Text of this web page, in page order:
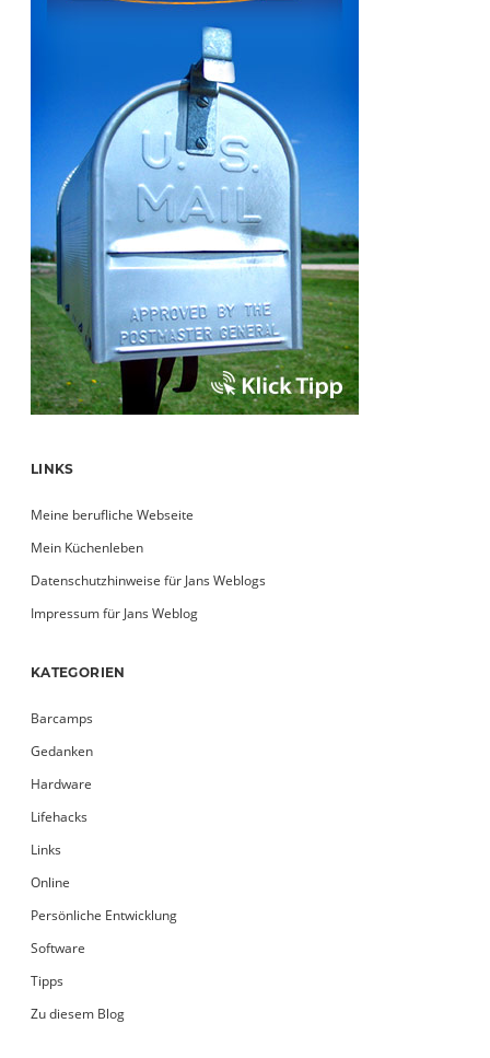
LINKS
Meine berufliche Webseite
Mein Küchenleben
Datenschutzhinweise für Jans Weblogs
Impressum für Jans Weblog
KATEGORIEN
Barcamps
Gedanken
Hardware
Lifehacks
Links
Online
Persönliche Entwicklung
Software
Tipps
Zu diesem Blog